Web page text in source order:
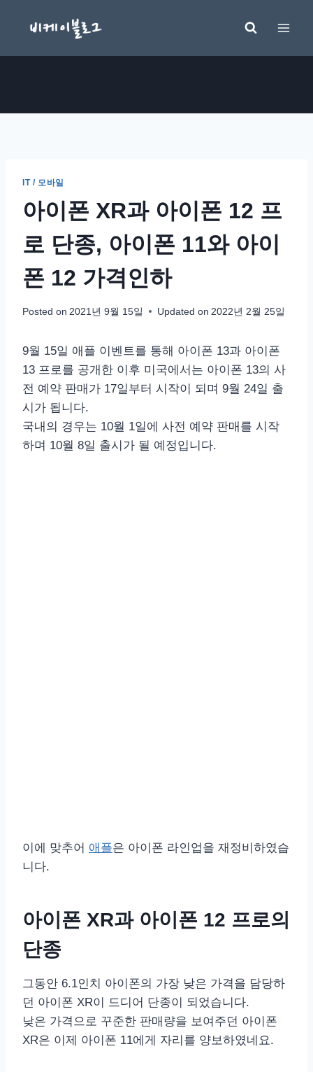
IT / 모바일
아이폰 XR과 아이폰 12 프
로 단종, 아이폰 11와 아이
폰 12 가격인하
Posted on 2021년 9월 15일 Updated on 2022년 2월 25일
9월 15일 애플 이벤트를 통해 아이폰 13과 아이폰
13 프로를 공개한 이후 미국에서는 아이폰 13의 사
전 예약 판매가 17일부터 시작이 되며 9월 24일 출
시가 됩니다.
국내의 경우는 10월 1일에 사전 예약 판매를 시작
하며 10월 8일 출시가 될 예정입니다.
이에 맞추어 애플은 아이폰 라인업을 재정비하였습
니다.
아이폰 XR과 아이폰 12 프로의
단종
그동안 6.1인치 아이폰의 가장 낮은 가격을 담당하
던 아이폰 XR이 드디어 단종이 되었습니다.
낮은 가격으로 꾸준한 판매량을 보여주던 아이폰
XR은 이제 아이폰 11에게 자리를 양보하였네요.